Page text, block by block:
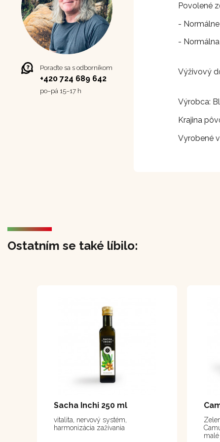
Poraďte sa s odborníkom
+420 724 689 642
po–⁠⁠⁠⁠⁠⁠pá 15–17 h
Povolené
-
-
Výživový
Výrobca:
Krajina
Vyrobené
Ostatním se také líbilo:
Sacha Inchi 250 ml
vitalita, nervový systém,
harmonizácia zažívania